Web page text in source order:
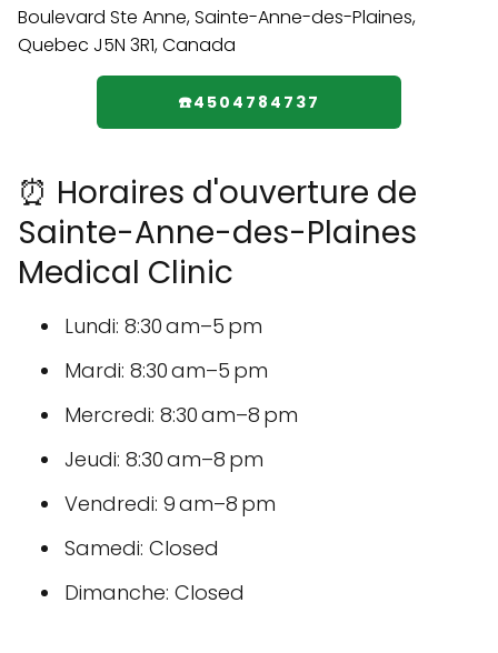
☎️4504784737
⏰ Horaires d'ouverture de
Sainte-Anne-des-Plaines
Medical Clinic
Lundi: 8:30 am–5 pm
Mardi: 8:30 am–5 pm
Mercredi: 8:30 am–8 pm
Jeudi: 8:30 am–8 pm
Vendredi: 9 am–8 pm
Samedi: Closed
Dimanche: Closed